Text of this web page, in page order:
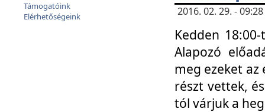
Támogatóink
Elérhetőségeink
2016. 02. 29. -
Kedden
Alapozó
meg ezeket
részt vettek,
tól várjuk a